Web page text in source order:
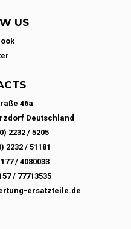
US
46a
Deutschland
2232 / 5205
2232 / 51181
/ 4080033
/ 77713535
ersatzteile.de